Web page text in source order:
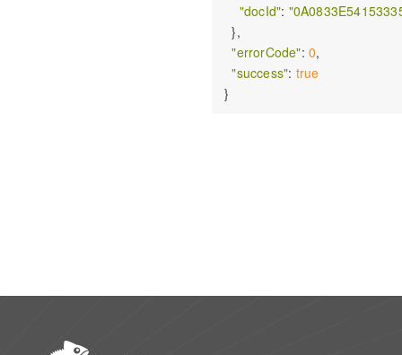
"docId":
  },
"errorCode": 0,
"success": true